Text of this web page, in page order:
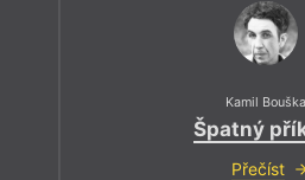
Kamil Bouška
Špatný
Přečíst